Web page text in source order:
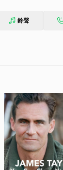
鈴聲